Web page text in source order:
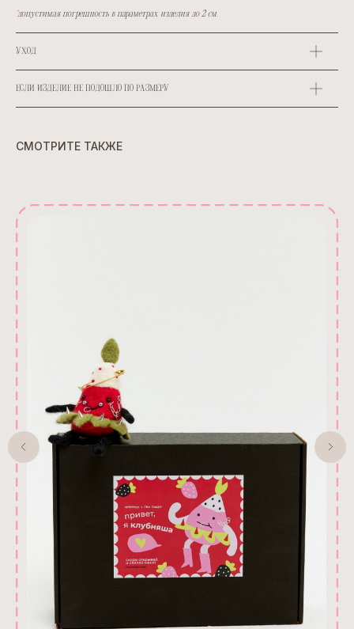
*допустимая погрешность в параметрах изделия до 2 см.
УХОД
ЕСЛИ ИЗДЕЛИЕ НЕ ПОДОШЛО ПО РАЗМЕРУ
СМОТРИТЕ ТАКЖЕ